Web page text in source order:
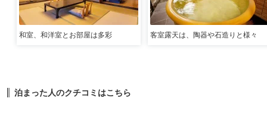
和室、和洋室とお部屋は多彩 客室露天は、陶器や石造りと様々
泊まった人のクチコミはこちら